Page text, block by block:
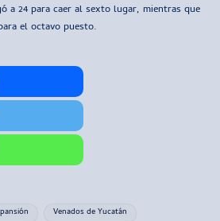
a 24 para caer al sexto lugar, mientras que
el octavo puesto.
Venados de Yucatán